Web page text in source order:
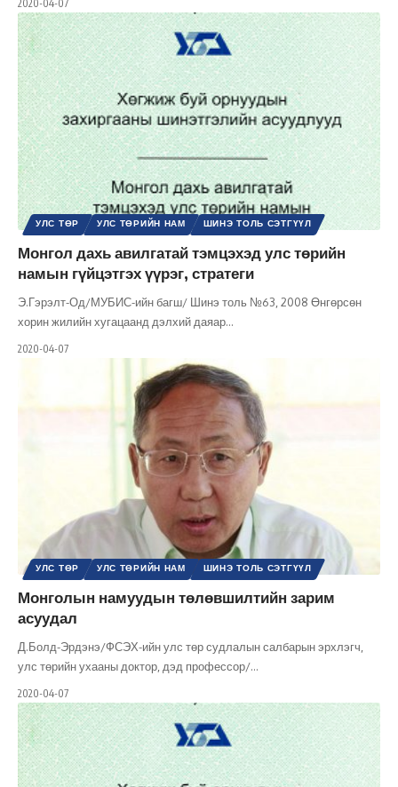
2020-04-07
УЛС ТӨР УЛС ТӨРИЙН НАМ ШИНЭ ТОЛЬ СЭТГҮҮЛ
Монгол дахь авилгатай тэмцэхэд улс төрийн
намын гүйцэтгэх үүрэг, стратеги
Э.Гэрэлт-Од/МУБИС-ийн багш/ Шинэ толь №63, 2008 Өнгөрсөн
хорин жилийн хугацаанд дэлхий даяар…
2020-04-07
УЛС ТӨР УЛС ТӨРИЙН НАМ ШИНЭ ТОЛЬ СЭТГҮҮЛ
Монголын намуудын төлөвшилтийн зарим
асуудал
Д.Болд-Эрдэнэ/ФСЭХ-ийн улс төр судлалын салбарын эрхлэгч,
улс төрийн ухааны доктор, дэд профессор/…
2020-04-07